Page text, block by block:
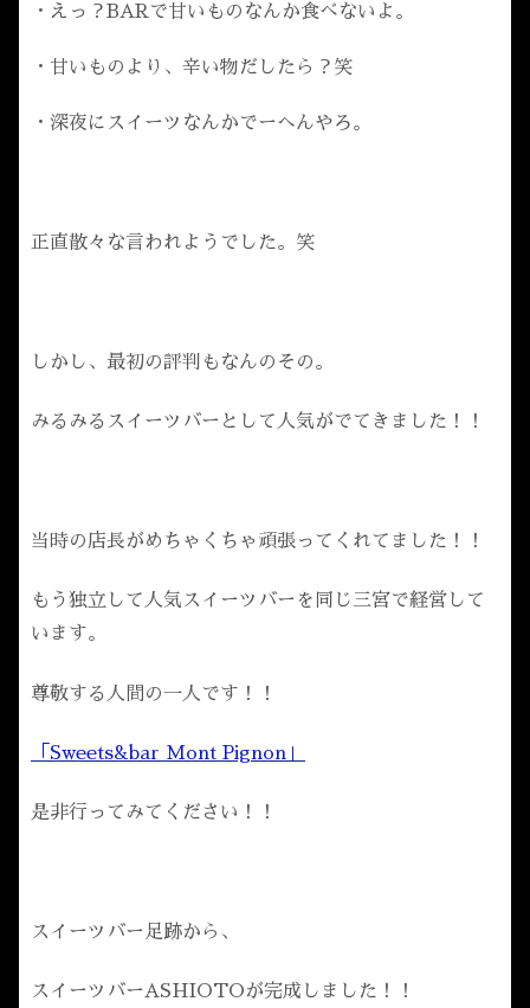
・えっ？BARで甘いものなんか食べないよ。
・甘いものより、辛い物だしたら？笑
・深夜にスイーツなんかでーへんやろ。
正直散々な言われようでした。笑
しかし、最初の評判もなんのその。
みるみるスイーツバーとして人気がでてきました！！
当時の店長がめちゃくちゃ頑張ってくれてました！！
もう独立して人気スイーツバーを同じ三宮で経営して
います。
尊敬する人間の一人です！！
「Sweets&bar Mont Pignon」
是非行ってみてください！！
スイーツバー足跡から、
スイーツバーASHIOTOが完成しました！！